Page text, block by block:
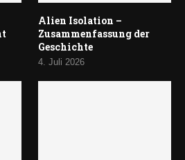
Alien Isolation –
Zusammenfassung der
Geschichte
4. Juli 2026